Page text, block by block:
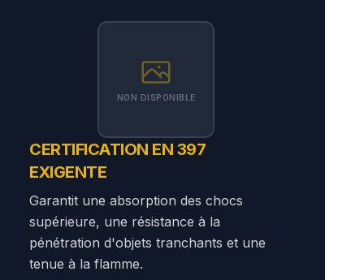
NON DISPONIBLE
CERTIFICATION EN 397
EXIGENTE
Garantit une absorption des chocs
supérieure, une résistance à la
pénétration d'objets tranchants et une
tenue à la flamme.